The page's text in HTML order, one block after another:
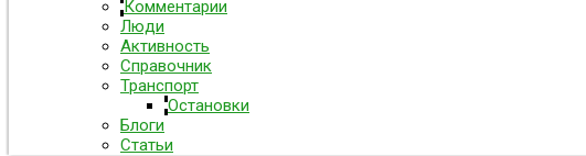
Комментарии
Люди
Активность
Справочник
Транспорт
Остановки
Блоги
Статьи